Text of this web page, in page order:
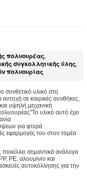
πολυουρέας,
συγκολλητικής ύλης,
πολυουρίας
συνθετικό υλικό στη
σε καιρικές συνθήκες,
υψηλή μηχανική
υλικό αυτό έχει
για φτερά
εφαρμογές του στον τομέα
σημαντικά ανάλογα
PE, αλουμίνιο και
αυτοκόλλησης για την